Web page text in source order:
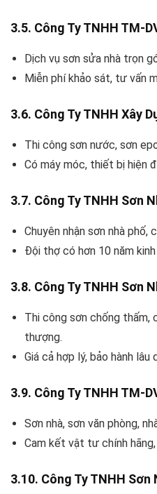
3.5. Công Ty TNHH TM-
Dịch vụ sơn sửa nhà trọn
Miễn phí khảo sát, tư vấn
3.6. Công Ty TNHH Xây
Thi công sơn nước, sơn
Có máy móc, thiết bị hiện
3.7. Công Ty TNHH Sơn
Chuyên nhận sơn nhà phố,
Đội thợ có hơn 10 năm kinh
3.8. Công Ty TNHH Sơn
Thi công sơn chống thấm,
thượng.
Giá cả hợp lý, bảo hành lâu
3.9. Công Ty TNHH TM-
Sơn nhà, sơn văn phòng,
Cam kết vật tư chính hãng,
3.10. Công Ty TNHH Sơn